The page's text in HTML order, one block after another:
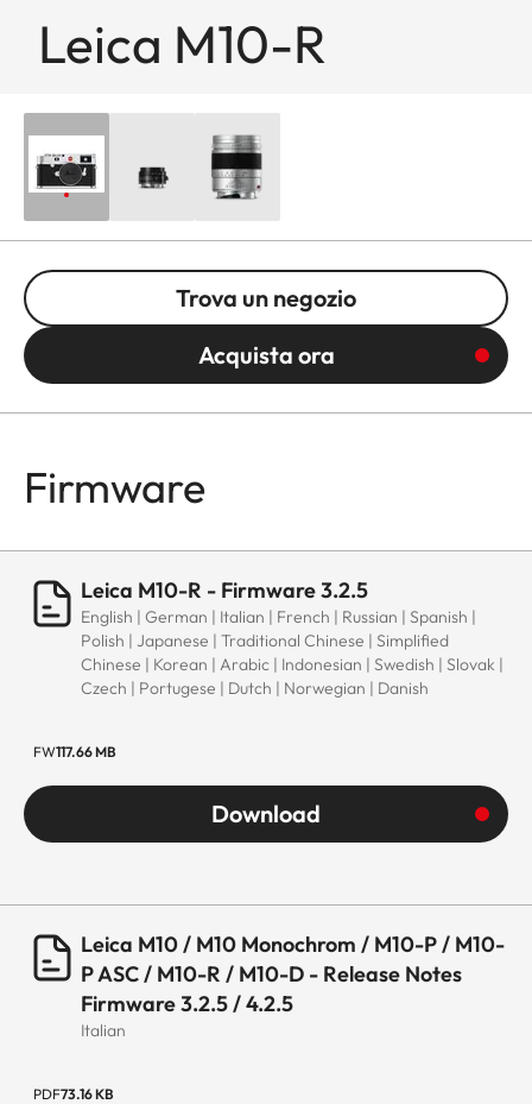
Leica M10-R
Trova un negozio
Acquista ora
Firmware
Leica M10-R - Firmware 3.2.5
English | German | Italian | French | Russian | Spanish |
Polish | Japanese | Traditional Chinese | Simplified
Chinese | Korean | Arabic | Indonesian | Swedish | Slovak |
Czech | Portugese | Dutch | Norwegian | Danish
FW117.66 MB
Download
Leica M10 / M10 Monochrom / M10-P / M10-
P ASC / M10-R / M10-D - Release Notes
Firmware 3.2.5 / 4.2.5
Italian
PDF73.16 KB